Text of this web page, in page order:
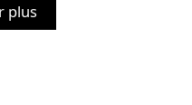
plus